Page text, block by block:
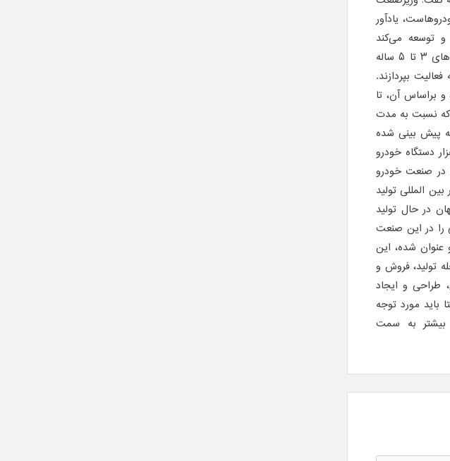
یادآور
توسعه می‌کند
قراردادهای بلندمدت با شرکت‌های خودروسازی است، از این رو بستن قراردادهای ۳ تا ۵ ساله
بپردازند.
براساس آن، تا
خودرو تولید شده که نسبت به مدت
اینکه پیش بینی شده
هزار دستگاه خودرو در سال ۹۴ تولید و از این میزان ۸۰ هزار دستگاه خودرو
صنعت خودرو
المللی تولید
میلیون خودرو در جهان در حال تولید
و اشتغالزایی ۱۰ میلیون نفری را در این صنعت
در این صنعت بالغ بر۱۰۹ میلیارد یورو عنوان شده، این
تولید، فروش و
و ایجاد
باید مورد توجه
بیشتر به سمت